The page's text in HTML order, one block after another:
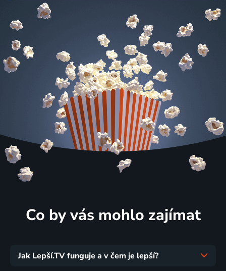
Co by vás mohlo zajímat
Jak Lepší.TV funguje a v čem je lepší?